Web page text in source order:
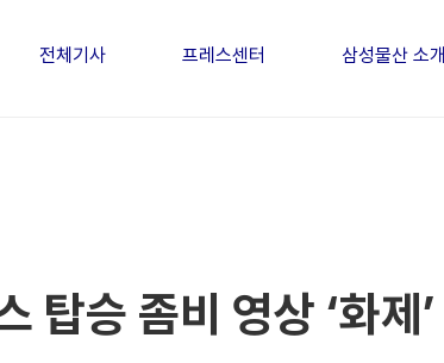
전체기사 프레스센터 삼성물산 소개
탑승 좀비 영상 ‘화제’